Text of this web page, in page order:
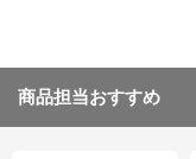
商品担当おすすめ